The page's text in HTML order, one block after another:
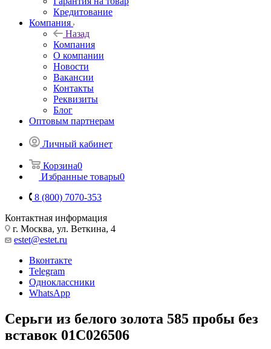
Кредитование
Компания
Назад
Компания
О компании
Новости
Вакансии
Контакты
Реквизиты
Блог
Оптовым партнерам
Личный кабинет
Корзина0
Избранные товары0
8 (800) 7070-353
Контактная информация
г. Москва, ул. Веткина, 4
estet@estet.ru
Вконтакте
Telegram
Одноклассники
WhatsApp
Серьги из белого золота 585 пробы без
вставок 01С026506